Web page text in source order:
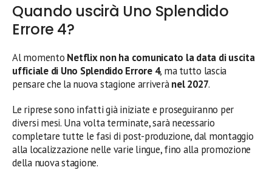
Quando uscirà Uno Splendido
Errore 4?
Al momento Netflix non ha comunicato la data di uscita
ufficiale di Uno Splendido Errore 4, ma tutto lascia
pensare che la nuova stagione arriverànel 2027.
Le riprese sono infatti già iniziate e proseguiranno per
diversi mesi. Una volta terminate, sarà necessario
completare tutte le fasi di post-produzione, dal montaggio
alla localizzazione nelle varie lingue, fino alla promozione
della nuova stagione.